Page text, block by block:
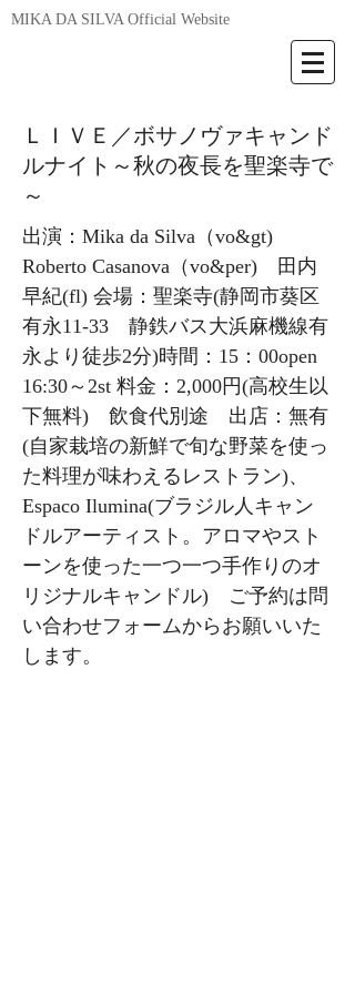
MIKA DA SILVA Official Website
ＬＩＶＥ／ボサノヴァキャンド
ルナイト～秋の夜長を聖楽寺で
～
出演：Mika da Silva（vo&gt)
Roberto Casanova（vo&per) 田内
早紀(fl) 会場：聖楽寺(静岡市葵区
有永11-33 静鉄バス大浜麻機線有
永より徒歩2分)時間：15：00open
16:30～2st 料金：2,000円(高校生以
下無料) 飲食代別途 出店：無有
(自家栽培の新鮮で旬な野菜を使っ
た料理が味わえるレストラン)、
Espaco Ilumina(ブラジル人キャン
ドルアーティスト。アロマやスト
ーンを使った一つ一つ手作りのオ
リジナルキャンドル) ご予約は問
い合わせフォームからお願いいた
します。